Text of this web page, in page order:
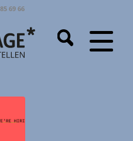
69 66